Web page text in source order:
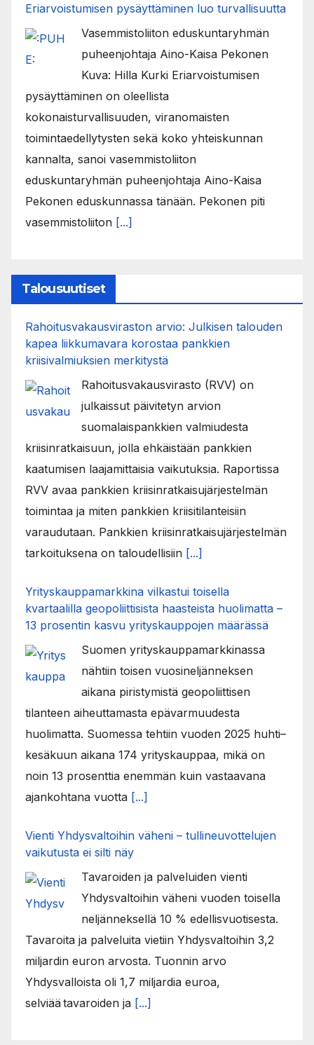
Eriarvoistumisen pysäyttäminen luo turvallisuutta
Vasemmistoliiton eduskuntaryhmän
puheenjohtaja Aino-Kaisa Pekonen
Kuva: Hilla Kurki Eriarvoistumisen
pysäyttäminen on oleellista
kokonaisturvallisuuden, viranomaisten
toimintaedellytysten sekä koko yhteiskunnan
kannalta, sanoi vasemmistoliiton
eduskuntaryhmän puheenjohtaja Aino-Kaisa
Pekonen eduskunnassa tänään. Pekonen piti
vasemmistoliiton [...]
Talousuutiset
Rahoitusvakausviraston arvio: Julkisen talouden
kapea liikkumavara korostaa pankkien
kriisivalmiuksien merkitystä
Rahoitusvakausvirasto (RVV) on
julkaissut päivitetyn arvion
suomalaispankkien valmiudesta
kriisinratkaisuun, jolla ehkäistään pankkien
kaatumisen laajamittaisia vaikutuksia. Raportissa
RVV avaa pankkien kriisinratkaisujärjestelmän
toimintaa ja miten pankkien kriisitilanteisiin
varaudutaan. Pankkien kriisinratkaisujärjestelmän
tarkoituksena on taloudellisiin [...]
Yrityskauppamarkkina vilkastui toisella
kvartaalilla geopoliittisista haasteista huolimatta –
13 prosentin kasvu yrityskauppojen määrässä
Suomen yrityskauppamarkkinassa
nähtiin toisen vuosineljänneksen
aikana piristymistä geopoliittisen
tilanteen aiheuttamasta epävarmuudesta
huolimatta. Suomessa tehtiin vuoden 2025 huhti–
kesäkuun aikana 174 yrityskauppaa, mikä on
noin 13 prosenttia enemmän kuin vastaavana
ajankohtana vuotta [...]
Vienti Yhdysvaltoihin väheni – tullineuvottelujen
vaikutusta ei silti näy
Tavaroiden ja palveluiden vienti
Yhdysvaltoihin väheni vuoden toisella
neljänneksellä 10 % edellisvuotisesta.
Tavaroita ja palveluita vietiin Yhdysvaltoihin 3,2
miljardin euron arvosta. Tuonnin arvo
Yhdysvalloista oli 1,7 miljardia euroa,
selviää tavaroiden ja [...]